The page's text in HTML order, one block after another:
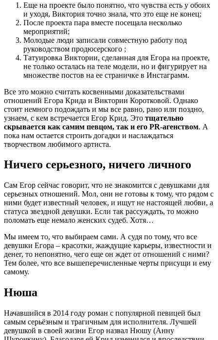
Еще на проекте было понятно, что чувства есть у обоих
и уходя, Виктория точно знала, что это еще не конец;
После проекта пара вместе посещала несколько
мероприятий;
Молодые люди записали совместную работу под
руководством продюсерского ;
Татуировка Виктории, сделанная для Егора на проекте,
не только осталась на теле модели, но и фигурирует на
множестве постов на ее страничке в Инстаграмм.
Все это можно считать косвенными доказательствами
отношений Егора Крида и Виктории Коротковой. Однако
стоит немного подождать и мы все равно, рано или поздно,
узнаем, с кем встречается Егор Крид. Это тщательно
скрывается как самим певцом, так и его PR-агенством. А
пока нам остается строить догадки и наслаждаться
творчеством любимого артиста.
Ничего серьезного, ничего личного
Сам Егор сейчас говорит, что не знакомится с девушками для
серьезных отношений. Мол, они не готовы к тому, что рядом с
ними будет известный человек, и ищут не настоящей любви, а
статуса звездной девушки. Если так рассуждать, то можно
поломать еще немало женских судеб. Хотя…
Мы имеем то, что выбираем сами. А судя по тому, что все
девушки Егора – красотки, жаждущие карьеры, известности и
денег, то непонятно, чего еще он ждет от отношений с ними?
Тем более, что все вышеперечисленные черты присущи и ему
самому.
Нюша
Начавшийся в 2014 году роман с популярной певицей был
самым серьёзным и трагичным для исполнителя. Лучшей
девушкой в своей жизни Егор назвал Нюшу (Анну